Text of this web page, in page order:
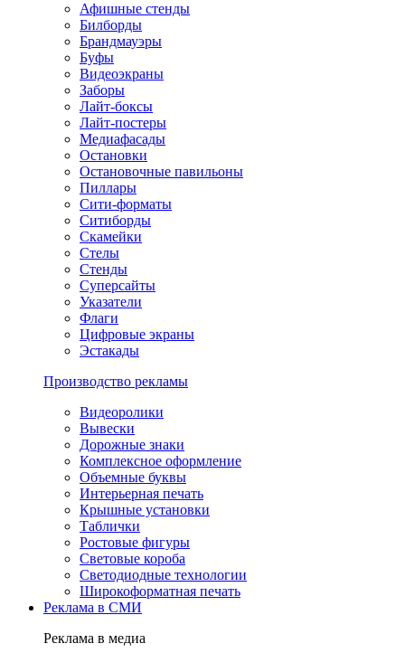
Афишные стенды
Билборды
Брандмауэры
Буфы
Видеоэкраны
Заборы
Лайт-боксы
Лайт-постеры
Медиафасады
Остановки
Остановочные павильоны
Пиллары
Сити-форматы
Ситиборды
Скамейки
Стелы
Стенды
Суперсайты
Указатели
Флаги
Цифровые экраны
Эстакады
Производство рекламы
Видеоролики
Вывески
Дорожные знаки
Комплексное оформление
Объемные буквы
Интерьерная печать
Крышные установки
Таблички
Ростовые фигуры
Световые короба
Светодиодные технологии
Широкоформатная печать
Реклама в СМИ
Реклама в медиа